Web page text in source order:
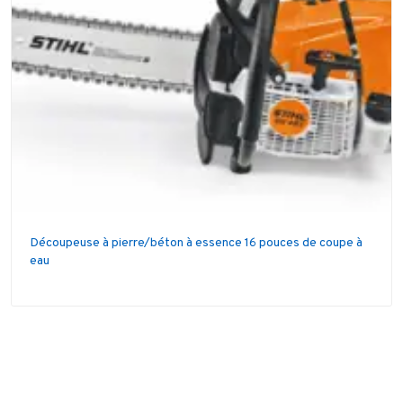
Découpeuse à pierre/béton à essence 16 pouces de coupe à
eau